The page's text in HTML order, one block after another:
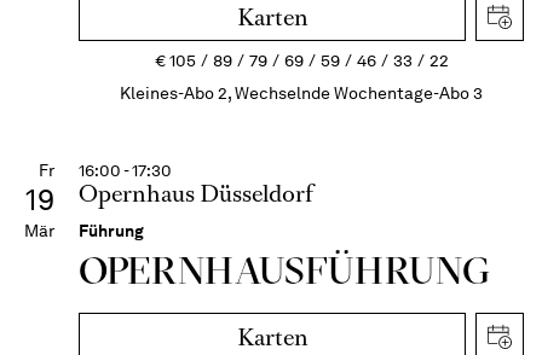
Karten
€105 89 79 69 59 46 33
22
Kleines-Abo 2, Wechselnde Wochentage-Abo 3
Fr
19
Mär
16:00 - 17:30
Opernhaus Düsseldorf
Führung
OPERN­HAUS­FÜH­RUNG
Karten